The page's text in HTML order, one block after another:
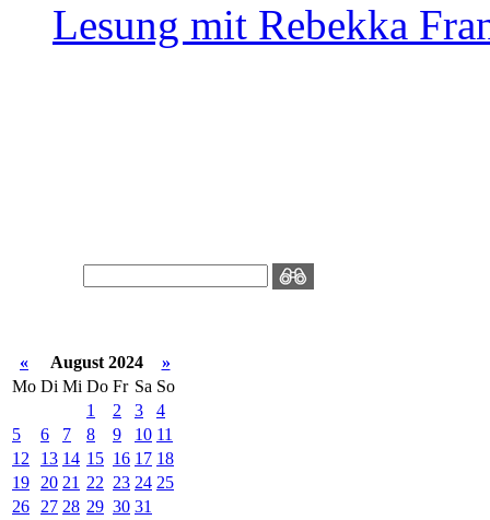
Lesung mit Rebekka
« August 2024
»
Mo Di Mi Do Fr Sa So
1
2 3
4
5
6 7 8 9 10 11
12
13 14 15 16 17 18
19
20 21 22 23 24 25
26
27 28 29 30 31